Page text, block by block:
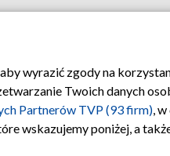
TVP Polityka
wyrazić zgody na
Twoich danych
Partnerów TVP (93 firm),
wskazujemy poniżej, a